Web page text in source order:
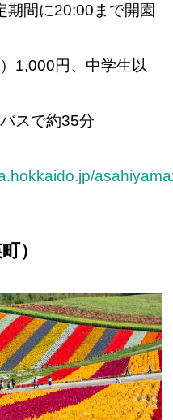
期間に20:00まで開園
1,000円、中学生以
スで約35分
）